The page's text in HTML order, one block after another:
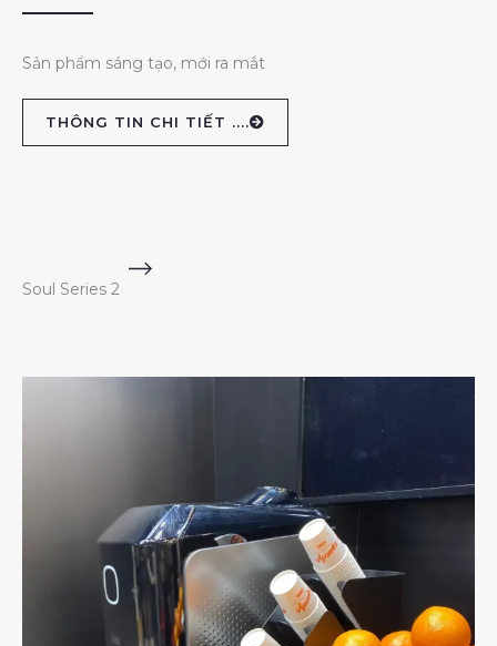
Sản phẩm sáng tạo, mới ra mắt
THÔNG TIN CHI TIẾT ....
Soul Series 2